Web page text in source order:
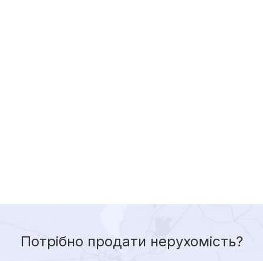
Потрібно продати нерухомість?